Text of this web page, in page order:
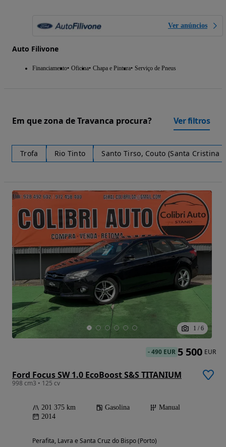
Ver anúncios
Auto Filivone
Financiamento Oficina Chapa e Pintura Serviço de Pneus
Em que zona de Travanca procura? Ver filtros
Trofa Rio Tinto Santo Tirso, Couto (Santa Cristina
1 / 6
Ford Focus SW 1.0 EcoBoost S&S TITANIUM
998 cm3 • 125 cv
201 375 km Gasolina
Manual
2014
Perafita, Lavra e Santa Cruz do Bispo (Porto)
-490 EUR 5 500 EUR